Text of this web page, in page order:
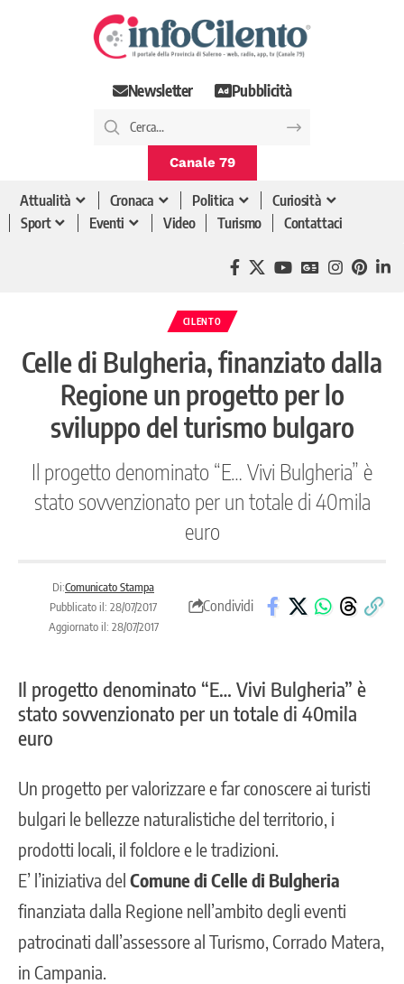
Newsletter Pubblicità
Canale 79
Attualità Cronaca Politica
Curiosità
Sport
Eventi Video Turismo Contattaci
CILENTO
Celle di Bulgheria, finanziato dalla
Regione un progetto per lo
sviluppo del turismo bulgaro
Il progetto denominato “E… Vivi Bulgheria” è
stato sovvenzionato per un totale di 40mila
euro
Di:Comunicato Stampa
Pubblicato il: 28/07/2017
Aggiornato il: 28/07/2017
Condividi
Il progetto denominato “E… Vivi Bulgheria” è
stato sovvenzionato per un totale di 40mila
euro
Un progetto per valorizzare e far conoscere ai turisti
bulgari le bellezze naturalistiche del territorio, i
prodotti locali, il folclore e le tradizioni.
E’ l’iniziativa del Comune di Celle di Bulgheria
finanziata dalla Regione nell’ambito degli eventi
patrocinati dall’assessore al Turismo, Corrado Matera,
in Campania.